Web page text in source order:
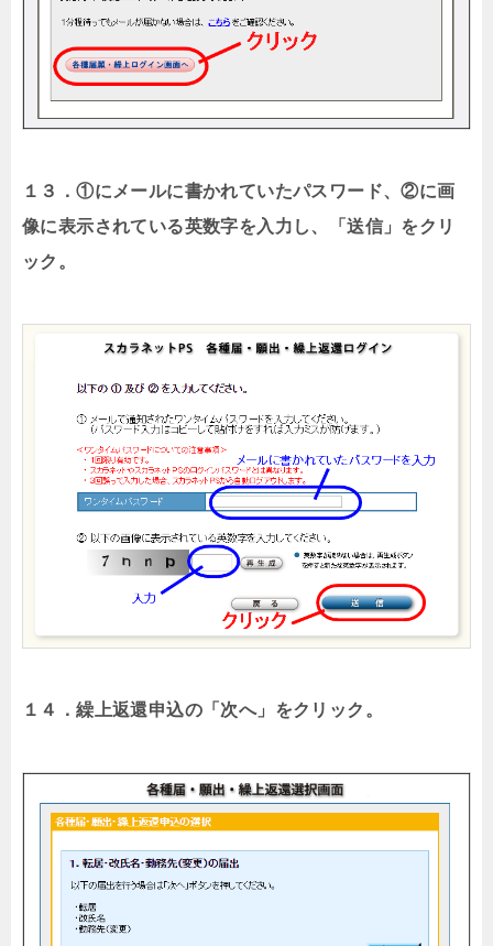
１３．①にメールに書かれていたパスワード、②に画
像に表示されている英数字を入力し、「送信」をクリ
ック。
１４．繰上返還申込の「次へ」をクリック。